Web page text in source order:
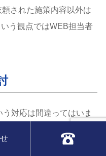
された施策内容以外は
う観点ではWEB担当者
対応は間違ってはいま
ハウス（内製化）で行
策の手法はインターネ